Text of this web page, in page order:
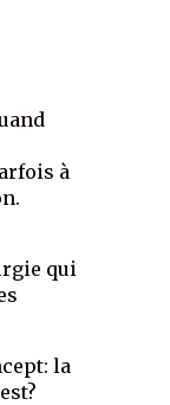
à
qui
la